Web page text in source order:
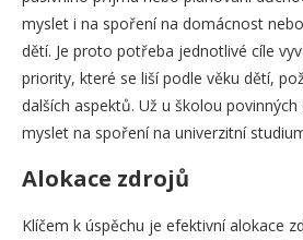
myslet i na spoření na domácnost
dětí. Je proto potřeba jednotlivé cíle
priority, které se liší podle věku dětí,
dalších aspektů. Už u školou
myslet na spoření na univerzitní
Alokace zdrojů
Klíčem k úspěchu je efektivní alokace